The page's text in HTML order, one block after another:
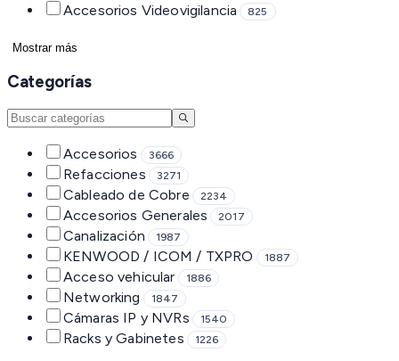
Accesorios Videovigilancia 825
Mostrar más
Categorías
Accesorios 3666
Refacciones 3271
Cableado de Cobre 2234
Accesorios Generales 2017
Canalización 1987
KENWOOD / ICOM / TXPRO 1887
Acceso vehicular 1886
Networking 1847
Cámaras IP y NVRs 1540
Racks y Gabinetes 1226